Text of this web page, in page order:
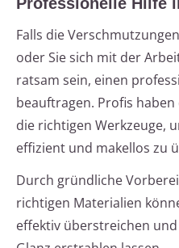
Falls die
oder Sie sich mit der
ratsam sein, einen
beauftragen. Profis
die richtigen Werkzeuge,
effizient und makellos zu
Durch gründliche
richtigen Materialien
effektiv überstreichen